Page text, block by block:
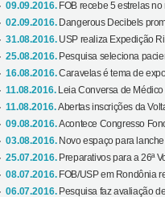
09.09.2016. FOB recebe 5 estrelas
02.09.2016. Dangerous Decibels
31.08.2016. USP realiza Expedição
25.08.2016. Pesquisa seleciona
16.08.2016.Caravelas é tema de
11.08.2016.
Leia Conversa de
11.08.2016.Abertas inscrições da
09.08.2016.Acontece Congresso
03.08.2016. Novo espaço para
25.07.2016. Preparativos para a 26ª
08.07.2016. FOB/USP em Rondônia
06.07.2016. Pesquisa faz avaliação